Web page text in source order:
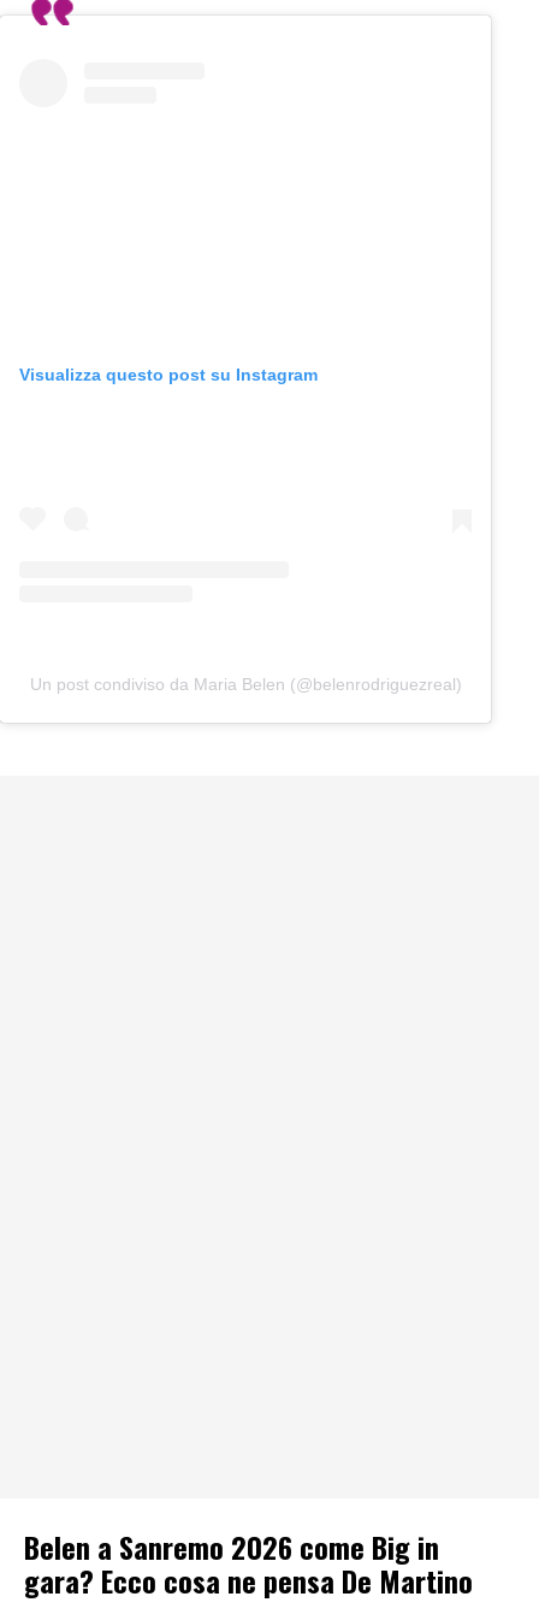
Visualizza questo post su Instagram
Un post condiviso da Maria Belen (@belenrodriguezreal)
Belen a Sanremo 2026 come Big in
gara? Ecco cosa ne pensa De Martino